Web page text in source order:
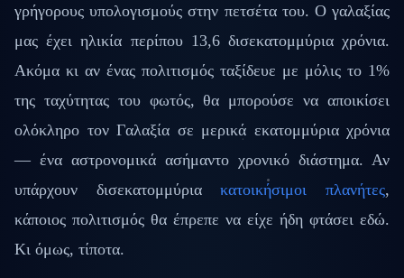
γρήγορους υπολογισμούς στην πετσέτα του. Ο γαλαξίας
μας έχει ηλικία περίπου 13,6 δισεκατομμύρια χρόνια.
Ακόμα κι αν ένας πολιτισμός ταξίδευε με μόλις το 1%
της ταχύτητας του φωτός, θα μπορούσε να αποικίσει
ολόκληρο τον Γαλαξία σε μερικά εκατομμύρια χρόνια
— ένα αστρονομικά ασήμαντο χρονικό διάστημα. Αν
υπάρχουν δισεκατομμύριακατοικήσιμοι πλανήτες,
κάποιος πολιτισμός θα έπρεπε να είχε ήδη φτάσει εδώ.
Κι όμως, τίποτα.